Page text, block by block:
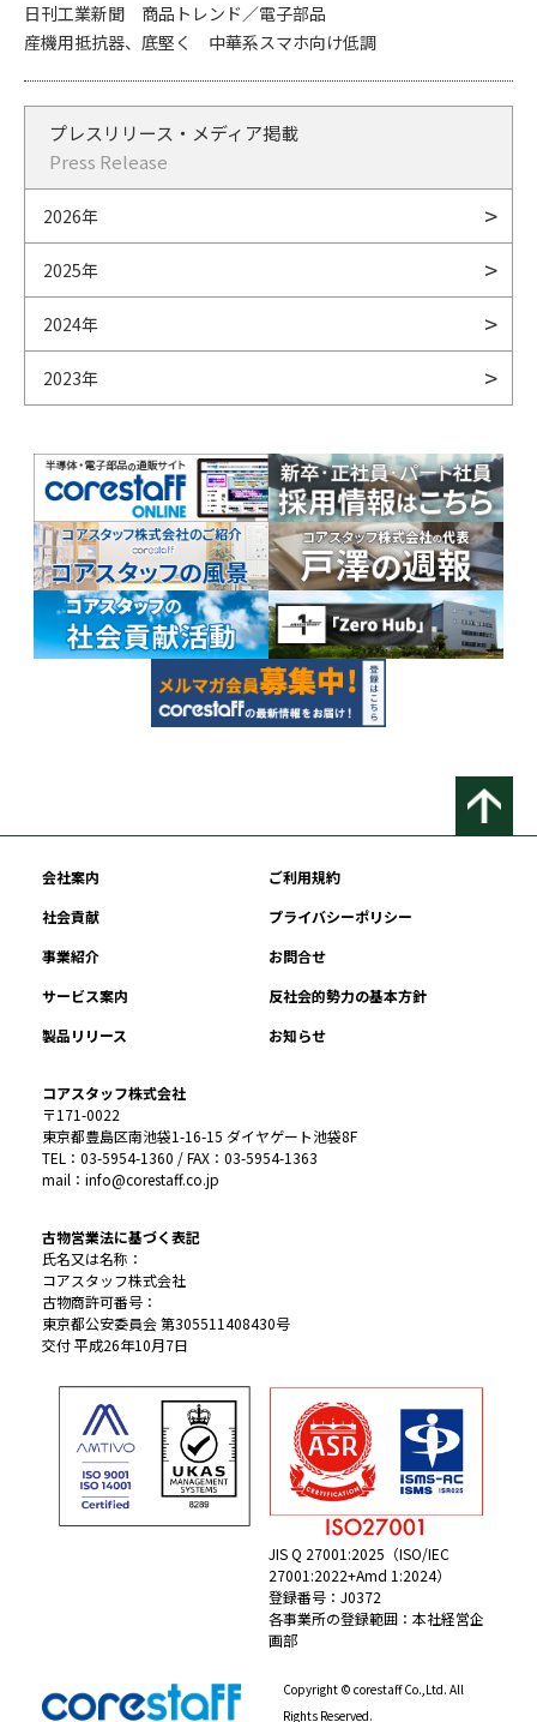
日刊工業新聞 商品トレンド／電子部品
産機用抵抗器、底堅く 中華系スマホ向け低調
プレスリリース・メディア掲載
Press Release
2026年
2025年
2024年
2023年
会社案内
ご利用規約
社会貢献
プライバシーポリシー
事業紹介
お問合せ
サービス案内
反社会的勢力の基本方針
製品リリース
お知らせ
コアスタッフ株式会社
〒171-0022
東京都豊島区南池袋1-16-15 ダイヤゲート池袋8F
TEL：03-5954-1360 / FAX：03-5954-1363
mail：info@corestaff.co.jp
古物営業法に基づく表記
氏名又は名称：
コアスタッフ株式会社
古物商許可番号：
東京都公安委員会 第305511408430号
交付 平成26年10月7日
JIS Q 27001:2025（ISO/IEC
27001:2022+Amd 1:2024）
登録番号：J0372
各事業所の登録範囲：本社経営企
画部
Copyright © corestaff Co.,Ltd. All
Rights Reserved.